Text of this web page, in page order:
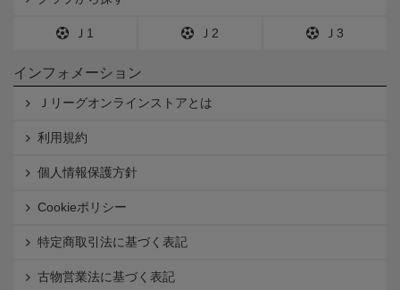
Ｊ1 Ｊ2 Ｊ3
インフォメーション
Ｊリーグオンラインストアとは
利用規約
個人情報保護方針
Cookieポリシー
特定商取引法に基づく表記
古物営業法に基づく表記